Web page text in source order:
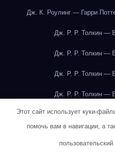
Дж. К. Роулинг — Гарри
Дж. Р. Р. Толкин —
Дж. Р. Р. Толкин —
Дж. Р. Р. Толкин —
Дж. Р. Р. Толкин —
Дж. Р. Р. Толкин —
Дж. Р. Р. Толкин —
Дж. Р. Р. Толкин —
Этот сайт использует куки-
помочь вам в навигации, а
пользовательский